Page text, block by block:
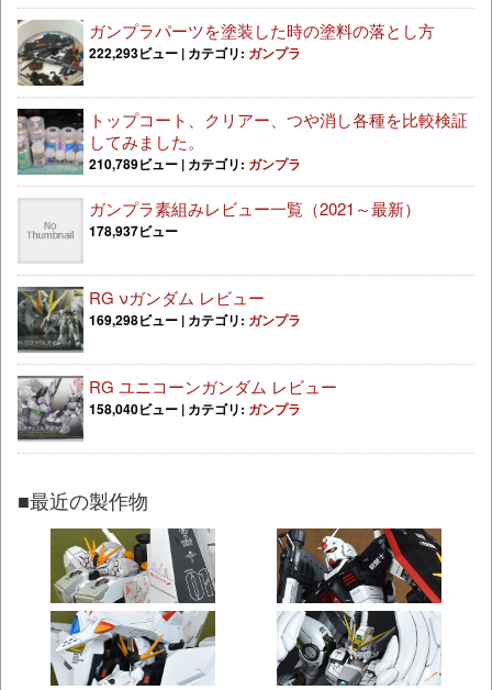
ガンプラパーツを塗装した時の塗料の落とし方
222,293ビュー | カテゴリ: ガンプラ
トップコート、クリアー、つや消し各種を比較検証
してみました。
210,789ビュー | カテゴリ: ガンプラ
ガンプラ素組みレビュー一覧（2021～最新）
178,937ビュー
RG νガンダム レビュー
169,298ビュー | カテゴリ: ガンプラ
RG ユニコーンガンダム レビュー
158,040ビュー | カテゴリ: ガンプラ
■最近の製作物